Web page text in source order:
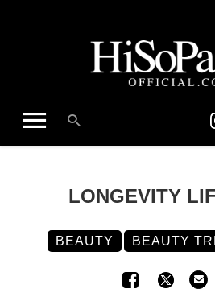
LONGEVITY
BEAUTY BEAUTY